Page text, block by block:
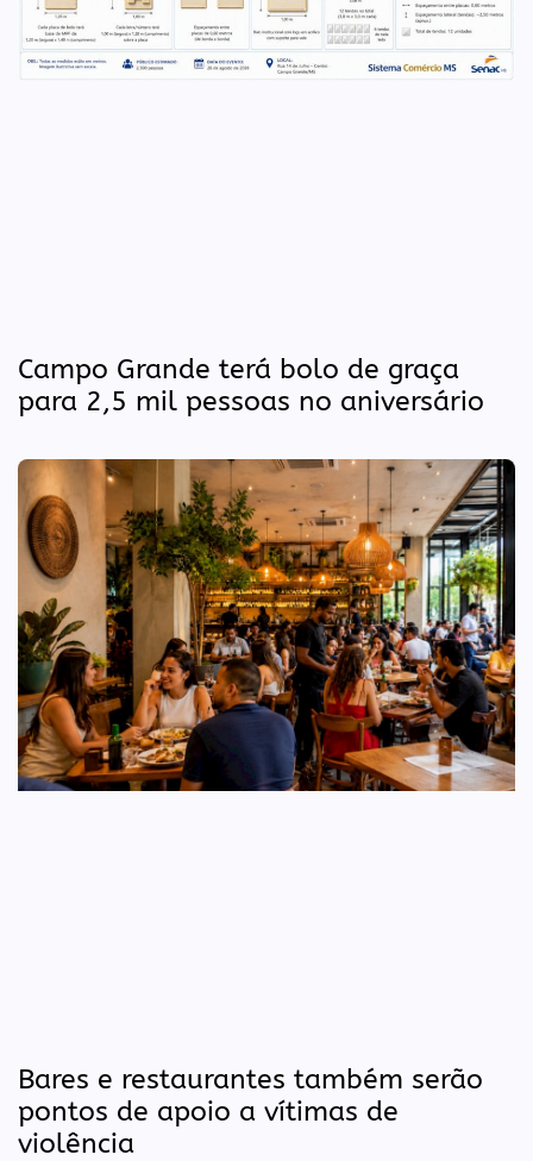
Campo Grande terá bolo de graça
para 2,5 mil pessoas no aniversário
Bares e restaurantes também serão
pontos de apoio a vítimas de
violência